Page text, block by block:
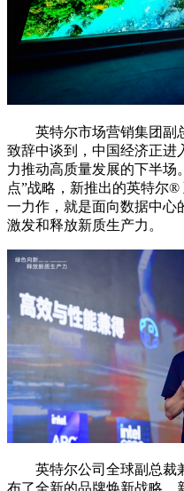
英特尔市场营销集团副
致辞中谈到，中国经济正进
力推动高质量发展的下半场
点”战略，新推出的英特尔
一力作，就是面向数据中心
激发和释放新质生产力。
英特尔公司全球副总裁兼
布了全新的品牌焕新战略。